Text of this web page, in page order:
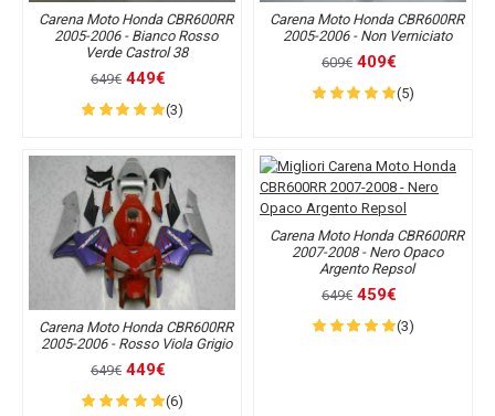
Carena Moto Honda CBR600RR
2005-2006 - Bianco Rosso
Verde Castrol 38
649€ 449€
(3)
Carena Moto Honda CBR600RR
2005-2006 - Non Verniciato
609€ 409€
(5)
Carena Moto Honda CBR600RR
2005-2006 - Rosso Viola Grigio
649€ 449€
(6)
Carena Moto Honda CBR600RR
2007-2008 - Nero Opaco
Argento Repsol
649€ 459€
(3)